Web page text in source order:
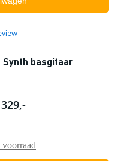
Synth basgitaar
voorraad